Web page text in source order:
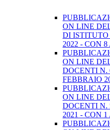
ON LINE
DI ISTITUTO
2022 - CON
ON LINE
DOCENTI N.
FEBBRAIO
ON LINE
DOCENTI N.
2021 - CON